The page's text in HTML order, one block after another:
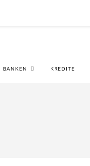
BANKEN KREDITE